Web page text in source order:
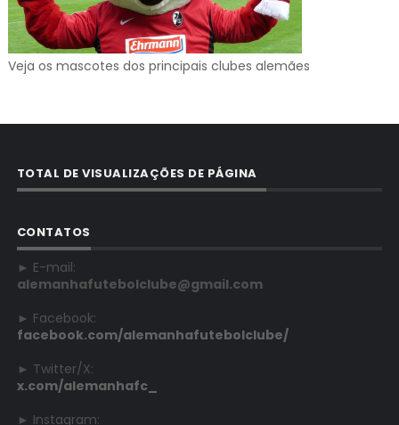
Veja os mascotes dos principais clubes alemães
TOTAL DE VISUALIZAÇÕES DE PÁGINA
CONTATOS
► E-mail:
alemanhafutebolclube@gmail.com
► Facebook:
facebook.com/alemanhafutebolclube/
► Twitter/X:
x.com/alemanhafc_
► Instagram: